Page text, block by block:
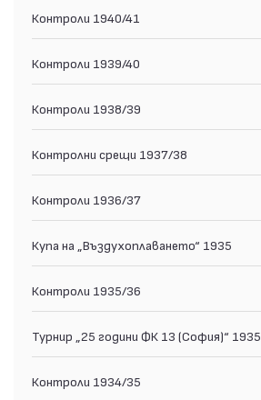
Контроли 1940/41
Контроли 1939/40
Контроли 1938/39
Контролни срещи 1937/38
Контроли 1936/37
Купа на „Въздухоплаването“ 1935
Контроли 1935/36
Турнир „25 години ФК 13 (София)“ 1935
Контроли 1934/35